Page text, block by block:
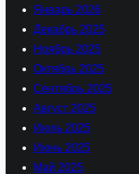
Январь 2026
Декабрь 2025
Ноябрь 2025
Октябрь 2025
Сентябрь 2025
Август 2025
Июль 2025
Июнь 2025
Май 2025